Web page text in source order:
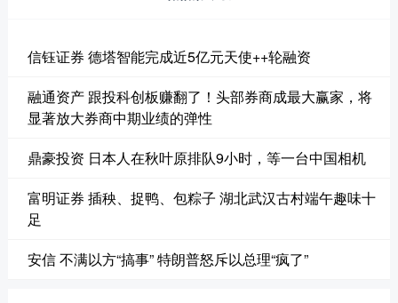
信钰证券 德塔智能完成近5亿元天使++轮融资
融通资产 跟投科创板赚翻了！头部券商成最大赢家，将
显著放大券商中期业绩的弹性
鼎豪投资 日本人在秋叶原排队9小时，等一台中国相机
富明证券 插秧、捉鸭、包粽子 湖北武汉古村端午趣味十
足
安信 不满以方“搞事” 特朗普怒斥以总理“疯了”